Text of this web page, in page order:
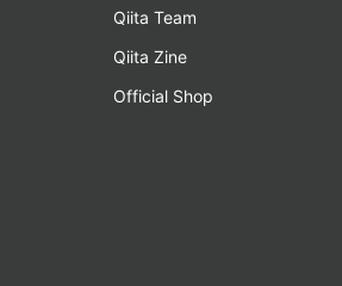
Qiita Team
Qiita Zine
Official Shop